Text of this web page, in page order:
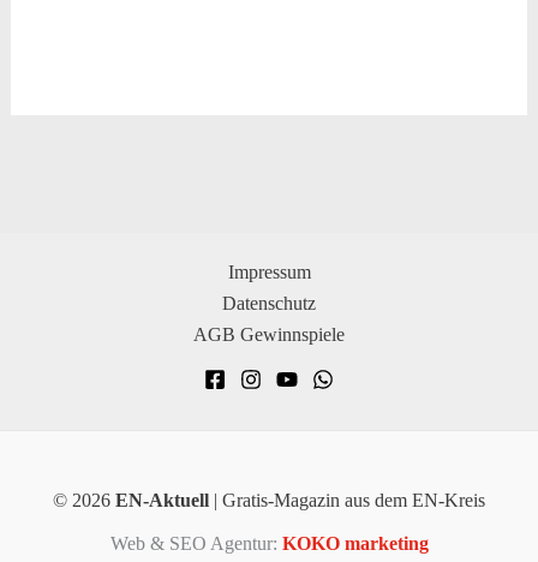
Impressum
Datenschutz
AGB Gewinnspiele
© 2026 EN-Aktuell | Gratis-Magazin aus dem EN-Kreis
Web & SEO Agentur: KOKO marketing